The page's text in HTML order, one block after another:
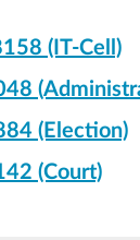
(IT-Cell)
(Election)
(Court)